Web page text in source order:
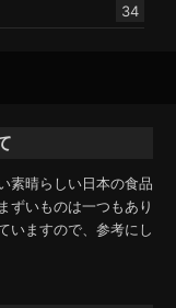
34
素晴らしい日本の食品
ずいものは一つもあり
いますので、参考にし